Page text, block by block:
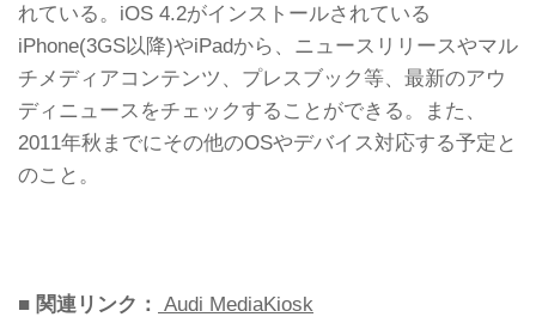
れている。iOS 4.2がインストールされている
iPhone(3GS以降)やiPadから、ニュースリリースやマル
チメディアコンテンツ、プレスブック等、最新のアウ
ディニュースをチェックすることができる。また、
2011年秋までにその他のOSやデバイス対応する予定と
のこと。
■ 関連リンク： Audi MediaKiosk